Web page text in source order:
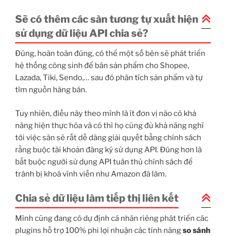
Sẽ có thêm các sàn tương tự xuất hiện
sử dụng dữ liệu API chia sẻ?
Đúng, hoàn toàn đúng, có thể một số bên sẽ phát triển
hệ thống công sinh để bán sản phẩm cho Shopee,
Lazada, Tiki, Sendo,… sau đó phân tích sản phẩm và tự
tìm nguồn hàng bán.
Tuy nhiên, điều này theo mình là ít đơn vị nào có khả
năng hiện thực hóa và có thì họ cũng đủ khả năng nghĩ
tới việc sàn sẽ rất dễ dàng giải quyết bằng chính sách
rằng buộc tài khoản đăng ký sử dụng API. Đúng hơn là
bắt buộc người sử dụng API tuân thủ chính sách để
tránh bị khoá vĩnh viễn như Amazon đã làm.
Chia sẻ dữ liệu làm tiếp thị liên kết
Mình cũng đang có dự định cá nhân riêng phát triển các
plugins hỗ trợ 100% phi lợi nhuận các tính năngso sánh